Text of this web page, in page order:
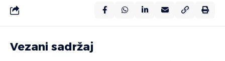
Vezani sadržaj